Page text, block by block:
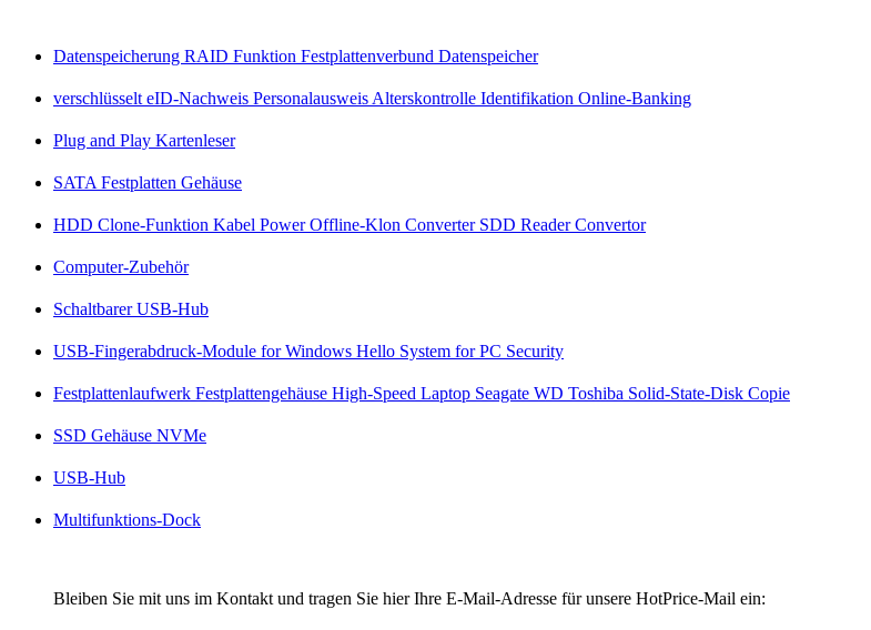
Datenspeicherung RAID Funktion Festplattenverbund Datenspeicher
verschlüsselt eID-Nachweis Personalausweis Alterskontrolle Identifikation Online-Banking
Plug and Play Kartenleser
SATA Festplatten Gehäuse
HDD Clone-Funktion Kabel Power Offline-Klon Converter SDD Reader Convertor
Computer-Zubehör
Schaltbarer USB-Hub
USB-Fingerabdruck-Module for Windows Hello System for PC Security
Festplattenlaufwerk Festplattengehäuse High-Speed Laptop Seagate WD Toshiba Solid-State-Disk Copie
SSD Gehäuse NVMe
USB-Hub
Multifunktions-Dock
Bleiben Sie mit uns im Kontakt und tragen Sie hier Ihre E-Mail-Adresse für unsere HotPrice-Mail ein: